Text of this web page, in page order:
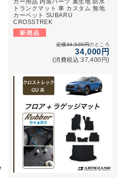
カー用品 内装パーツ 裏生地 防水
トランクマット 車 カスタム 無地
カーペット SUBARU
CROSSTREK
定価34,500円のところ
34,000円
(消費税込:37,400円)